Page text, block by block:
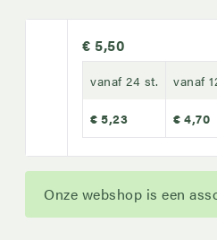
€ 5,50
vanaf 24 st.
€ 5,23
vanaf
€ 4,70
Onze webshop is een